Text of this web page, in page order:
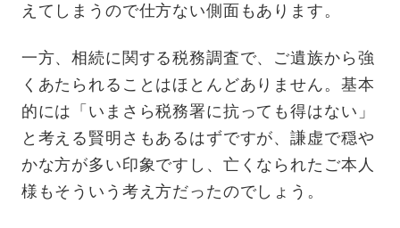
えてしまうので仕方ない側面もあります。
一方、相続に関する税務調査で、ご遺族から強
くあたられることはほとんどありません。基本
的には「いまさら税務署に抗っても得はない」
と考える賢明さもあるはずですが、謙虚で穏や
かな方が多い印象ですし、亡くなられたご本人
様もそういう考え方だったのでしょう。